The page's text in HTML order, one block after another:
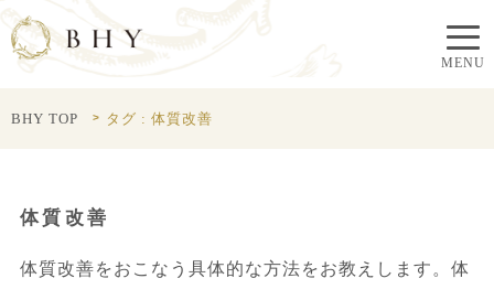
BHY TOP タグ : 体質改善
体質改善
体質改善をおこなう具体的な方法をお教えします。体